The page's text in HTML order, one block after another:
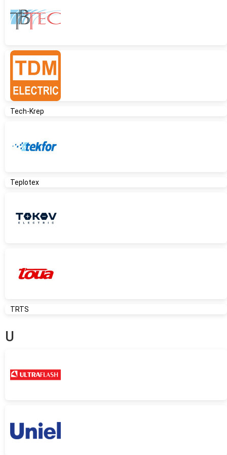
Tech-Krep
Teplotex
TRTS
U